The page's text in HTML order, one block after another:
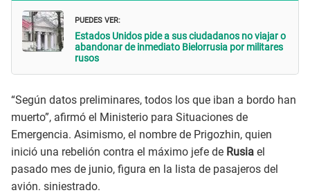
PUEDES VER:
Estados Unidos pide a sus ciudadanos no viajar o
abandonar de inmediato Bielorrusia por militares
rusos
“Según datos preliminares, todos los que iban a bordo han
muerto”, afirmó el Ministerio para Situaciones de
Emergencia. Asimismo, el nombre de Prigozhin, quien
inició una rebelión contra el máximo jefe de Rusia el
pasado mes de junio, figura en la lista de pasajeros del
avión. siniestrado.